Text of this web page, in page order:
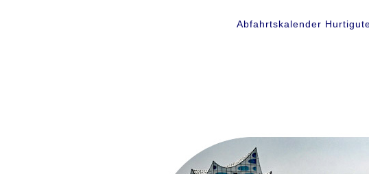
Abfahrtskalender